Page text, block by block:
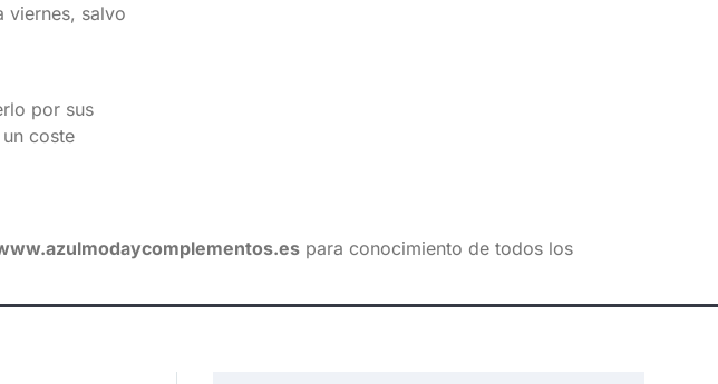
viernes, salvo
por sus
coste
para conocimiento de todos los